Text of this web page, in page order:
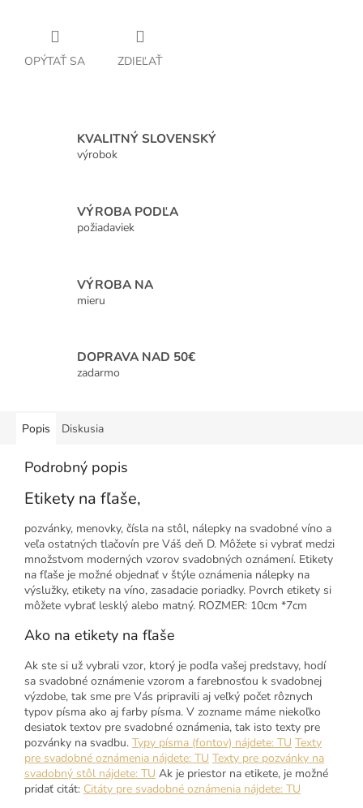
OPÝTAŤ SA ZDIEĽAŤ
KVALITNÝ SLOVENSKÝ
výrobok
VÝROBA PODĽA
požiadaviek
VÝROBA NA
mieru
DOPRAVA NAD 50€
zadarmo
Popis Diskusia
Podrobný popis
Etikety na fľaše,
pozvánky, menovky, čísla na stôl, nálepky na svadobné víno a
veľa ostatných tlačovín pre Váš deň D. Môžete si vybrať medzi
množstvom moderných vzorov svadobných oznámení. Etikety
na fľaše je možné objednať v štýle oznámenia nálepky na
výslužky, etikety na víno, zasadacie poriadky. Povrch etikety si
môžete vybrať lesklý alebo matný. ROZMER: 10cm *7cm
Ako na etikety na fľaše
Ak ste si už vybrali vzor, ktorý je podľa vašej predstavy, hodí
sa svadobné oznámenie vzorom a farebnosťou k svadobnej
výzdobe, tak sme pre Vás pripravili aj veľký počet rôznych
typov písma ako aj farby písma. V zozname máme niekoľko
desiatok textov pre svadobné oznámenia, tak isto texty pre
pozvánky na svadbu. Typy písma (fontov) nájdete: TU Texty
pre svadobné oznámenia nájdete: TU Texty pre pozvánky na
svadobný stôl nájdete: TU Ak je priestor na etikete, je možné
pridať citát: Citáty pre svadobné oznámenia nájdete: TU